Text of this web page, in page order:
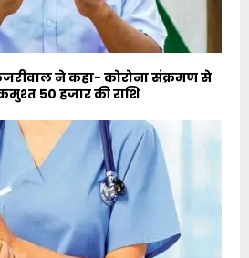
ने कहा- कोरोना संक्रमण से
50 हजार की राशि